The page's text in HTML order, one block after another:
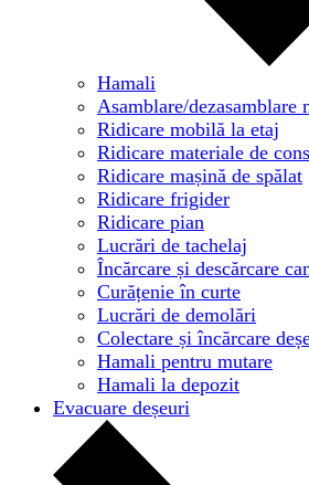
Hamali
Asamblare/dezasamblare
Ridicare mobilă la etaj
Ridicare materiale de
Ridicare mașină de spălat
Ridicare frigider
Ridicare pian
Lucrări de tachelaj
Încărcare și descărcare
Curățenie în curte
Lucrări de demolări
Colectare și încărcare
Hamali pentru mutare
Hamali la depozit
Evacuare deșeuri